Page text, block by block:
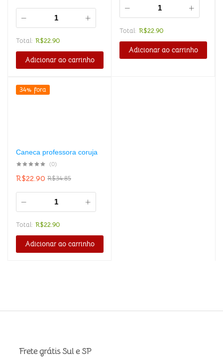
Total: R$22.90
Adicionar ao carrinho
Total: R$22.90
Adicionar ao carrinho
34% fora
Caneca professora coruja
(0)
R$34.85
R$22.90
Total: R$22.90
Adicionar ao carrinho
Frete grátis Sul e SP